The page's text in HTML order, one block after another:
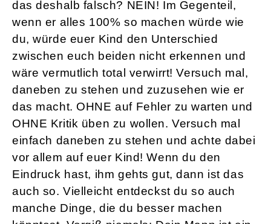
das deshalb falsch? NEIN! Im Gegenteil,
wenn er alles 100% so machen würde wie
du, würde euer Kind den Unterschied
zwischen euch beiden nicht erkennen und
wäre vermutlich total verwirrt! Versuch mal,
daneben zu stehen und zuzusehen wie er
das macht. OHNE auf Fehler zu warten und
OHNE Kritik üben zu wollen. Versuch mal
einfach daneben zu stehen und achte dabei
vor allem auf euer Kind! Wenn du den
Eindruck hast, ihm gehts gut, dann ist das
auch so. Vielleicht entdeckst du so auch
manche Dinge, die du besser machen